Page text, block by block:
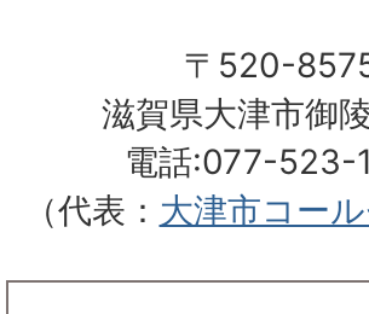
〒520-
滋賀県大津市御
電話:077-523-
（代表： 大津市コー